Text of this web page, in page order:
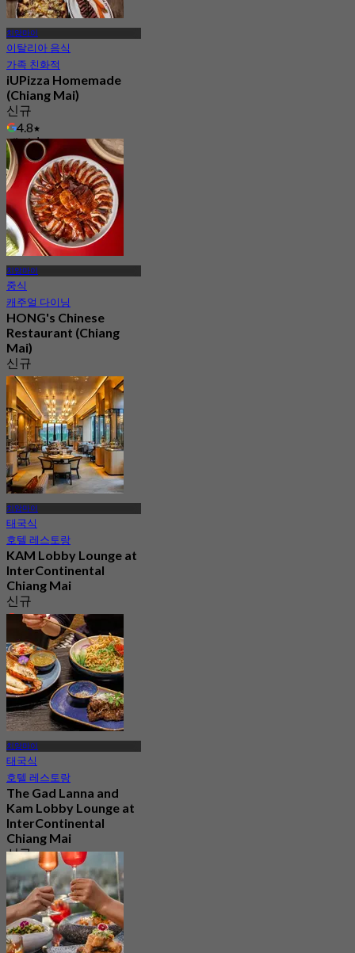
치앙마이
이탈리아 음식
가족 친화적
iUPizza Homemade
(Chiang Mai)
신규
4.8
에서฿ 416.66
치앙마이
중식
캐주얼 다이닝
HONG's Chinese
Restaurant (Chiang
Mai)
신규
4.9
에서฿ 944
치앙마이
태국식
호텔 레스토랑
KAM Lobby Lounge at
InterContinental
Chiang Mai
신규
4.9
에서฿ 625
치앙마이
태국식
호텔 레스토랑
The Gad Lanna and
Kam Lobby Lounge at
InterContinental
Chiang Mai
신규
4.9
에서฿ 625